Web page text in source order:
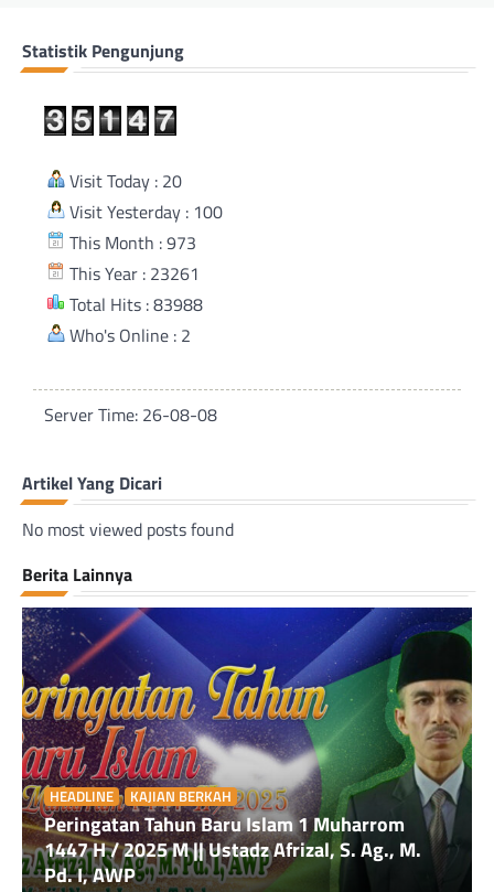
Statistik Pengunjung
Visit Today : 20
Visit Yesterday : 100
This Month : 973
This Year : 23261
Total Hits : 83988
Who's Online : 2
Server Time: 26-08-08
Artikel Yang Dicari
No most viewed posts found
Berita Lainnya
HEADLINE KAJIAN BERKAH
Peringatan Tahun Baru Islam 1 Muharrom
1447 H / 2025 M || Ustadz Afrizal, S. Ag., M.
Pd. I, AWP